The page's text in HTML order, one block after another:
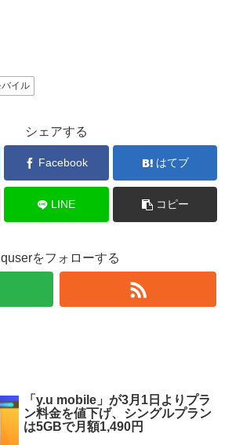
イル
シェアする
Facebook はてブ
LINE コピー
をフォローする
「y.u mobile」が3月1日よりプラ
ン料金を値下げ、シングルプラン
は5GBで月額1,490円